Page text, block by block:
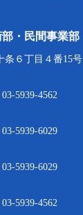
・民間事業部
６丁目４番15号
5939-4562
5939-6029
5939-6029
5939-4562